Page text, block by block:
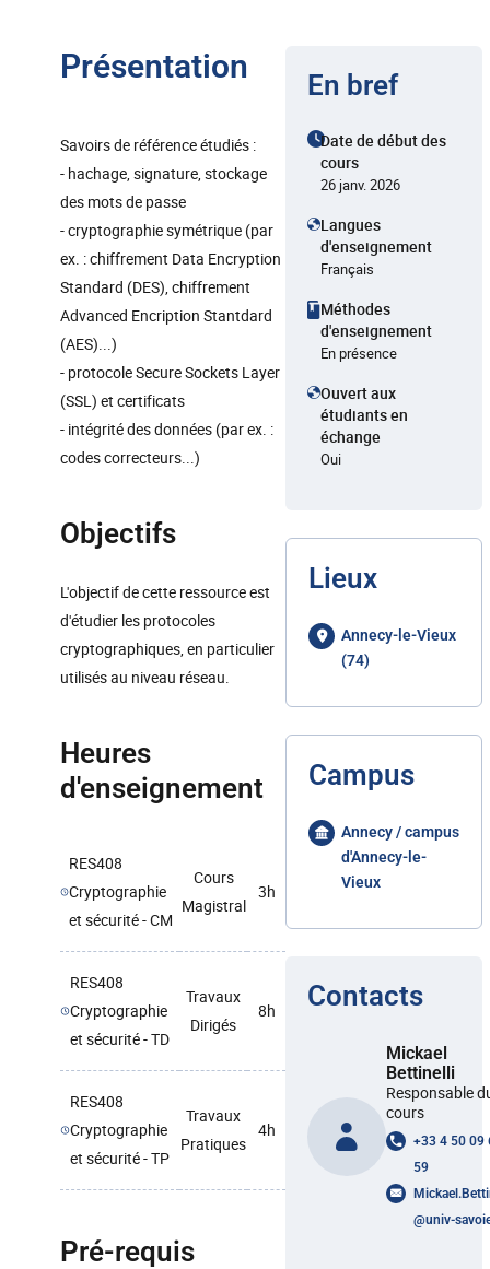
Présentation
Savoirs de référence étudiés :
- hachage, signature, stockage
des mots de passe
- cryptographie symétrique (par
ex. : chiffrement Data Encryption
Standard (DES), chiffrement
Advanced Encription Stantdard
(AES)...)
- protocole Secure Sockets Layer
(SSL) et certificats
- intégrité des données (par ex. :
codes correcteurs...)
Objectifs
L'objectif de cette ressource est
d'étudier les protocoles
cryptographiques, en particulier
utilisés au niveau réseau.
Heures
d'enseignement
RES408
Cryptographie
et sécurité - CM
Cours
Magistral
3h
RES408
Cryptographie
et sécurité - TD
Travaux
Dirigés
8h
RES408
Cryptographie
et sécurité - TP
Travaux
Pratiques
4h
Pré-requis
En bref
Date de début des
cours
26 janv. 2026
Langues
d'enseignement
Français
Méthodes
d'enseignement
En présence
Ouvert aux
étudiants en
échange
Oui
Lieux
Annecy-le-Vieux
(74)
Campus
Annecy / campus
d'Annecy-le-
Vieux
Contacts
Mickael
Bettinelli
Responsable
cours
+33 4 50 09
59
@univ-